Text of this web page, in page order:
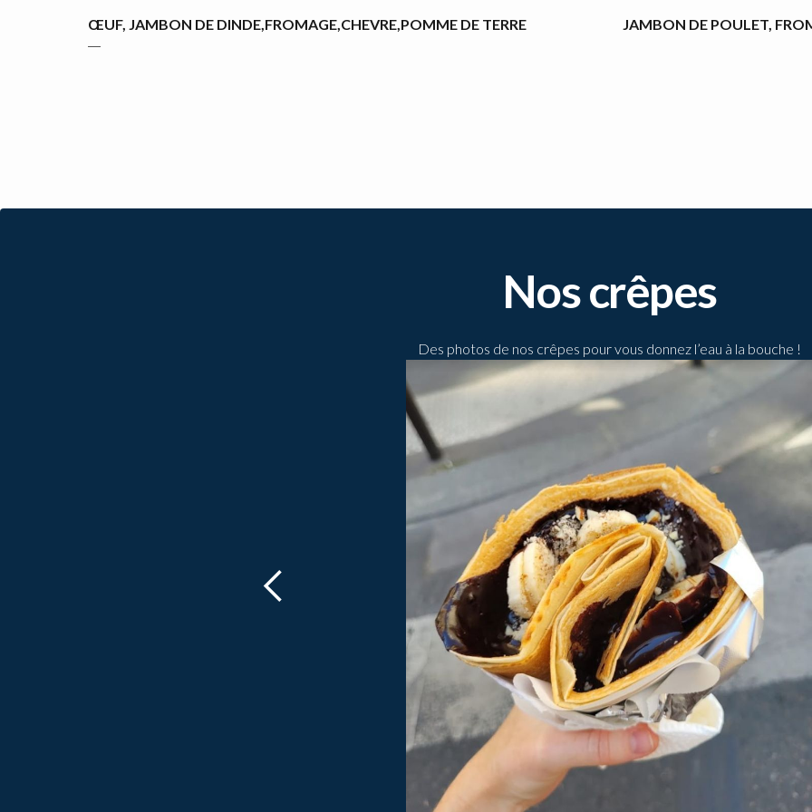
ŒUF, JAMBON DE DINDE,FROMAGE,CHEVRE,POMME DE TERRE
―
JAMBON DE POULET,
Nos crêpes
Des photos de nos crêpes pour vous donnez l’eau à la bouche !